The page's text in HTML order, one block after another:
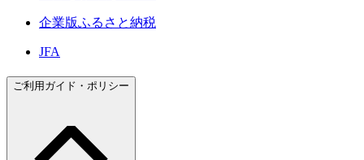
企業版ふるさと納税
JFA
ご利用ガイド・ポリシー